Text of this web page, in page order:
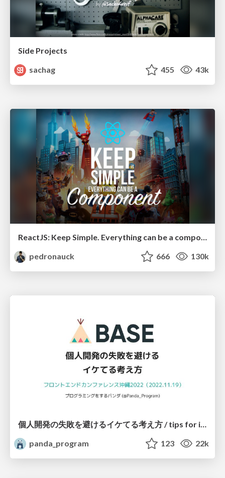
Side Projects
sachag
455 43k
ReactJS: Keep Simple. Everything can be a component!
pedronauck
666 130k
panda_program
123 22k